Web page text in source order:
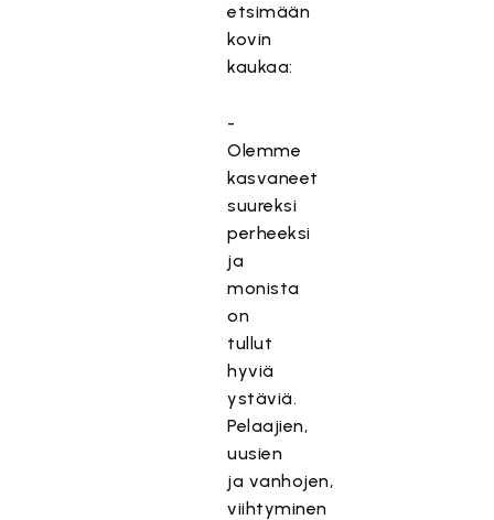
etsimään
kovin
kaukaa:
-
Olemme
kasvaneet
suureksi
perheeksi
ja
monista
on
tullut
hyviä
ystäviä.
Pelaajien,
uusien
ja vanhojen,
viihtyminen